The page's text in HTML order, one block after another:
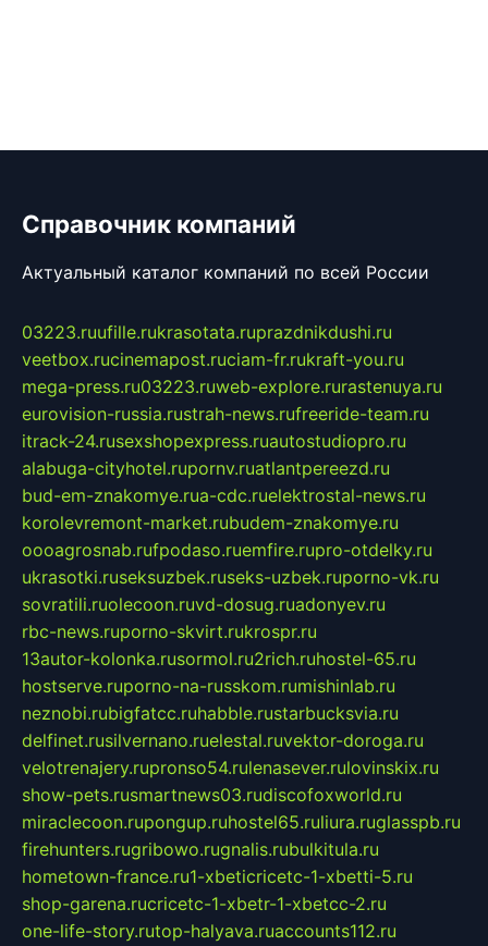
Справочник компаний
Актуальный каталог компаний по всей России
03223.ruufille.rukrasotata.ruprazdnikdushi.ru
veetbox.rucinemapost.ruciam-fr.rukraft-you.ru
mega-press.ru03223.ruweb-explore.rurastenuya.ru
eurovision-russia.rustrah-news.rufreeride-team.ru
itrack-24.rusexshopexpress.ruautostudiopro.ru
alabuga-cityhotel.rupornv.ruatlantpereezd.ru
bud-em-znakomye.rua-cdc.ruelektrostal-news.ru
korolevremont-market.rubudem-znakomye.ru
oooagrosnab.rufpodaso.ruemfire.rupro-otdelky.ru
ukrasotki.ruseksuzbek.ruseks-uzbek.ruporno-vk.ru
sovratili.ruolecoon.ruvd-dosug.ruadonyev.ru
rbc-news.ruporno-skvirt.rukrospr.ru
13autor-kolonka.rusormol.ru2rich.ruhostel-65.ru
hostserve.ruporno-na-russkom.rumishinlab.ru
neznobi.rubigfatcc.ruhabble.rustarbucksvia.ru
delfinet.rusilvernano.ruelestal.ruvektor-doroga.ru
velotrenajery.rupronso54.rulenasever.rulovinskix.ru
show-pets.rusmartnews03.rudiscofoxworld.ru
miraclecoon.rupongup.ruhostel65.ruliura.ruglasspb.ru
firehunters.rugribowo.rugnalis.rubulkitula.ru
hometown-france.ru1-xbeticricetc-1-xbetti-5.ru
shop-garena.rucricetc-1-xbetr-1-xbetcc-2.ru
one-life-story.rutop-halyava.ruaccounts112.ru